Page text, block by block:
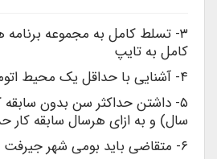
کامل به تایپ
۴- آشنایی با حداقل یک محیط اتوماسیون اداری.
سال) و به ازای هرسال سابقه کار حداکثر
۶- متقاضی باید بومی شهر جیرفت باشد.